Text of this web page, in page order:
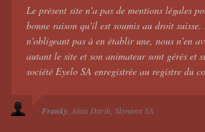
Le présent site n'a pas de mentions légales
bonne raison qu'il est soumis au droit suisse.
n'obligeant pas à en établir une, nous n'en
autant le site et son animateur sont gérés et
société Eyelo SA enregistrée au registre du
Franky Alias Darth Skynima SA